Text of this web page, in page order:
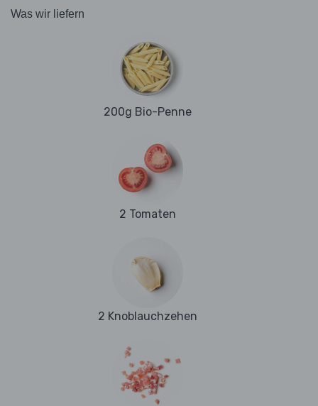
Was wir liefern
200g Bio-Penne
2 Tomaten
2 Knoblauchzehen